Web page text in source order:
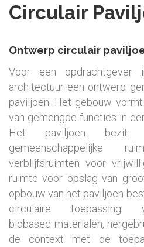
Circulair
Ontwerp circulair
Voor een
architectuur een ontwerp
paviljoen. Het gebouw
van gemengde functies in
Het paviljoen bezit
gemeenschappelijke
verblijfsruimten voor
ruimte voor opslag van
opbouw van het paviljoen
circulaire toepassing
biobased materialen,
de context met de